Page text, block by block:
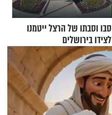
סבו וסבתו של הרצל ייטמנו
לצידו בירושלים